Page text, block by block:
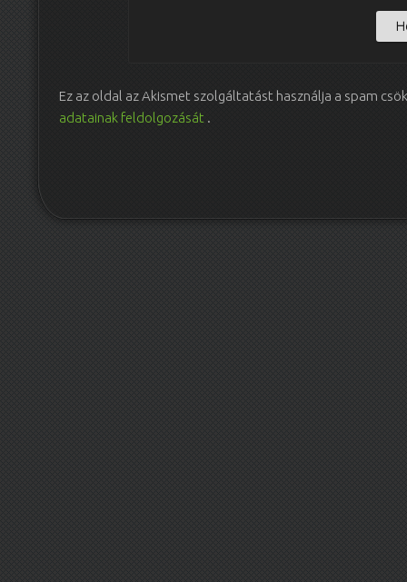
Ez az oldal az Akismet szolgáltatást használja a spam
adatainak feldolgozását .